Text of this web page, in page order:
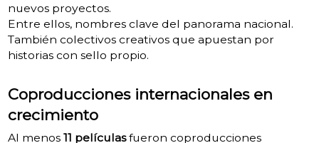
nuevos proyectos.
Entre ellos, nombres clave del panorama nacional.
También colectivos creativos que apuestan por
historias con sello propio.
Coproducciones internacionales en
crecimiento
Al menos 11 películasfueron coproducciones